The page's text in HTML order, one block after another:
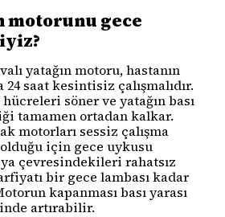
motorunu gece
yatağın motoru, hastanın
24 saat kesintisiz çalışmalıdır.
söner ve yatağın bası
tamamen ortadan kalkar.
motorları sessiz çalışma
için gece uykusu
çevresindekileri rahatsız
bir gece lambası kadar
kapanması bası yarası
artırabilir.